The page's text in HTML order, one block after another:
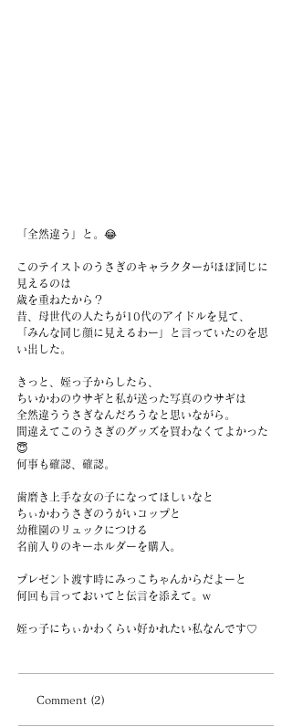
「全然違う」と。😂
このテイストのうさぎのキャラクターがほぼ同じに
見えるのは
歳を重ねたから？
昔、母世代の人たちが10代のアイドルを見て、
「みんな同じ顔に見えるわー」と言っていたのを思
い出した。
きっと、姪っ子からしたら、
ちいかわのウサギと私が送った写真のウサギは
全然違ううさぎなんだろうなと思いながら。
間違えてこのうさぎのグッズを買わなくてよかった
😇
何事も確認、確認。
歯磨き上手な女の子になってほしいなと
ちぃかわうさぎのうがいコップと
幼稚園のリュックにつける
名前入りのキーホルダーを購入。
プレゼント渡す時にみっこちゃんからだよーと
何回も言っておいてと伝言を添えて。w
姪っ子にちぃかわくらい好かれたい私なんです♡
Comment (2)